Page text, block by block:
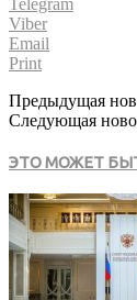
Viber
Email
Print
Предыдущая
Следующая
ЭТО МОЖЕТ